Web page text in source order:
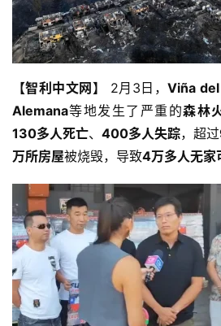
【智利中文网】 2月3日，Viña
Alemana等地发生了严重的森林
130多人死亡、 400多人失踪，超过
万所房屋被烧毁，导致4万多人无家